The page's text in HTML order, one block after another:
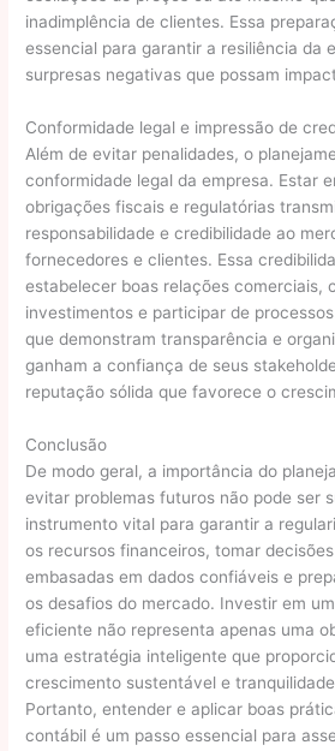
inadimplência de clientes. Essa
essencial para garantir a resiliência da
surpresas negativas que possam
Conformidade legal e impressão de
Além de evitar penalidades, o
conformidade legal da empresa. Estar
obrigações fiscais e regulatórias
responsabilidade e credibilidade ao
fornecedores e clientes. Essa
estabelecer boas relações comerciais,
investimentos e participar de
que demonstram transparência e
ganham a confiança de seus
reputação sólida que favorece o
Conclusão
De modo geral, a importância do
evitar problemas futuros não pode ser
instrumento vital para garantir a
os recursos financeiros, tomar
embasadas em dados confiáveis e
os desafios do mercado. Investir em
eficiente não representa apenas uma
uma estratégia inteligente que
crescimento sustentável e
Portanto, entender e aplicar boas
contábil é um passo essencial para